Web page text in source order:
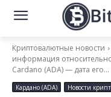
Криптовалютные новости
информация
Cardano (ADA) — дата его...
Кардано (ADA) Новости